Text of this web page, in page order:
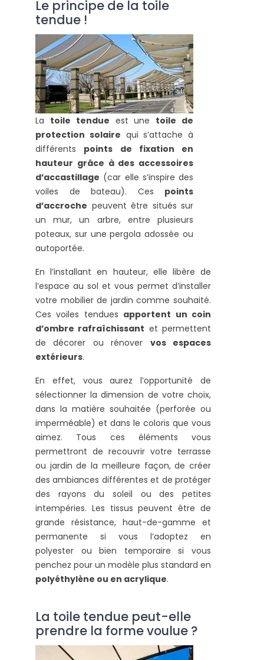
Le principe de la toile
tendue !
La toile tendue est une toile de
protection solaire qui s’attache à
différents points de fixation en
hauteur grâce à des accessoires
d’accastillage (car elle s’inspire des
voiles de bateau). Ces points
d’accroche peuvent être situés sur
un mur, un arbre, entre plusieurs
poteaux, sur une pergola adossée ou
autoportée.
En l’installant en hauteur, elle libère de
l’espace au sol et vous permet d’installer
votre mobilier de jardin comme souhaité.
Ces voiles tendues apportent un coin
d’ombre rafraîchissant et permettent
de décorer ou rénover vos espaces
extérieurs.
En effet, vous aurez l’opportunité de
sélectionner la dimension de votre choix,
dans la matière souhaitée (perforée ou
imperméable) et dans le coloris que vous
aimez. Tous ces éléments vous
permettront de recouvrir votre terrasse
ou jardin de la meilleure façon, de créer
des ambiances différentes et de protéger
des rayons du soleil ou des petites
intempéries. Les tissus peuvent être de
grande résistance, haut-de-gamme et
permanente si vous l’adoptez en
polyester ou bien temporaire si vous
penchez pour un modèle plus standard en
polyéthylène ou en acrylique.
La toile tendue peut-elle
prendre la forme voulue ?